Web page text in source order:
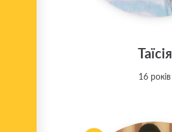
Таїсія
16 років